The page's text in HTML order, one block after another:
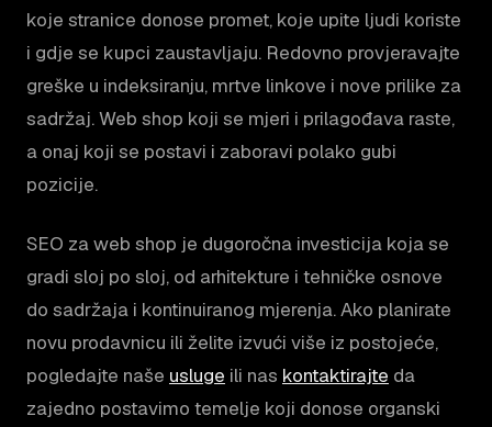
koje stranice donose promet, koje upite ljudi koriste
i gdje se kupci zaustavljaju. Redovno provjeravajte
greške u indeksiranju, mrtve linkove i nove prilike za
sadržaj. Web shop koji se mjeri i prilagođava raste,
a onaj koji se postavi i zaboravi polako gubi
pozicije.
SEO za web shop je dugoročna investicija koja se
gradi sloj po sloj, od arhitekture i tehničke osnove
do sadržaja i kontinuiranog mjerenja. Ako planirate
novu prodavnicu ili želite izvući više iz postojeće,
pogledajte naše usluge ili nas kontaktirajte da
zajedno postavimo temelje koji donose organski